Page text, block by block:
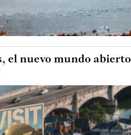
el nuevo mundo abierto